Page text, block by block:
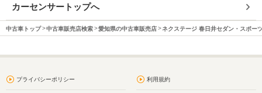
カーセンサートップへ
中古車トップ 中古車販売店検索 愛知県の中古車販売店 ネクステージ 春日井セダン・スポー
プライバシーポリシー 利用規約